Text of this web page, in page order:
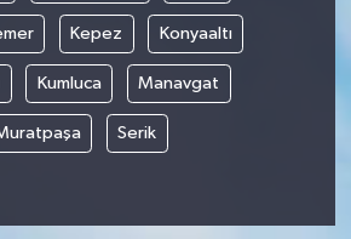
Kepez Konyaaltı
Kumluca Manavgat
Serik